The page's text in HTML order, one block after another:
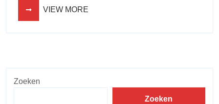
VIEW MORE
Zoeken
Zoeken